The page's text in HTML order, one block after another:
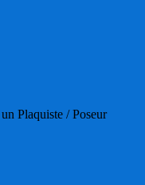
Plaquiste / Poseur